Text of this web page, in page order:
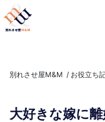
別れさせ屋M&M お役立ち
大好きな嫁に